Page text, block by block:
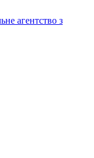
агентство з